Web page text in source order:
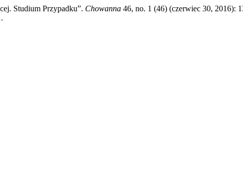
Studium Przypadku”. Chowanna 46, no. 1 (46) (czerwiec 30, 2016):